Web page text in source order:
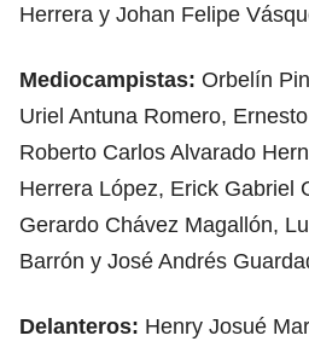
Herrera y Johan Felipe
Mediocampistas: Orbelín
Uriel Antuna Romero,
Roberto Carlos Alvarado
Herrera López, Erick Gabriel
Gerardo Chávez Magallón,
Barrón y José Andrés
Delanteros: Henry Josué